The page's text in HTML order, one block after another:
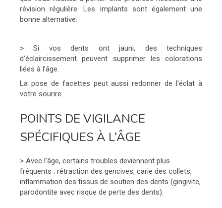
révision régulière. Les implants sont également une
bonne alternative.
> Si vos dents ont jauni, des techniques
d’éclaircissement peuvent supprimer les colorations
liées à l’âge.
La pose de facettes peut aussi redonner de l'éclat à
votre sourire.
POINTS DE VIGILANCE
SPÉCIFIQUES À L’ÂGE
> Avec l’âge, certains troubles deviennent plus
fréquents : rétraction des gencives, carie des collets,
inflammation des tissus de soutien des dents (gingivite,
parodontite avec risque de perte des dents).